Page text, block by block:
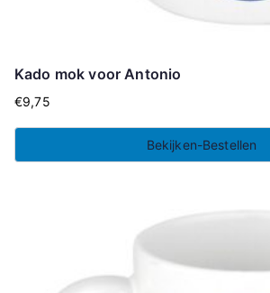
Kado mok voor Antonio
€9,75
Bekijken-Bestellen